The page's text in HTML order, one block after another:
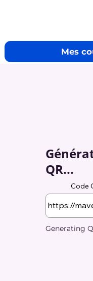
Mes
QR...
Code
Generating